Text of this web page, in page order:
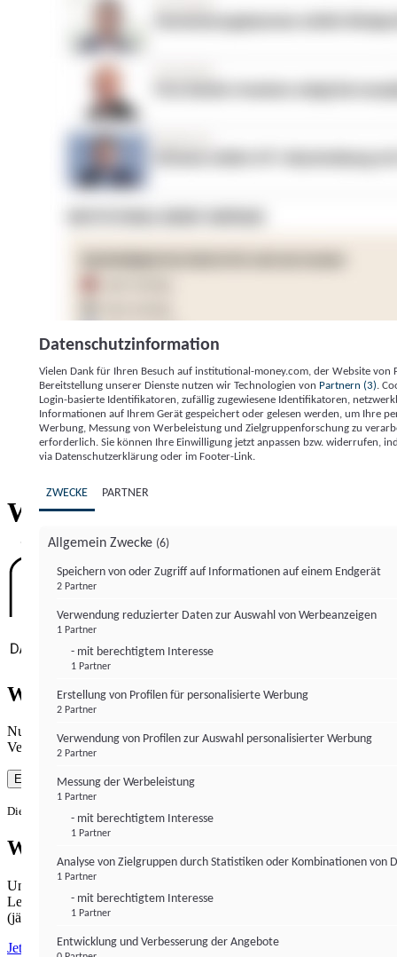
Institutional Money
ImpressumDatenschutzerklärung
Willkommen bei
Wie gewohnt mit Werbung lesen
Nutzen Sie institutional-money.com mit Ihrer Zustimmung zur
Verwendung von Cookies für Webanalyse und Werbemaßnahmen.
Einverstanden
Die Zustimmung ist jederzeit widerrufbar.
Werbefrei lesen
Unabhängiger Journalismus hat seinen Preis.
Lesen Sie institutional-money.com PUR für 33,99€ pro Monat
(jährliche Abrechnung).
Jetzt abonnieren
Datenschutzinformation
Vielen Dank für Ihren Besuch auf institutional-money.com, der Website von
Bereitstellung unserer Dienste nutzen wir Technologien von Partnern (3) .
Login-basierte Identifikatoren, zufällig zugewiesene Identifikatoren,
Informationen auf Ihrem Gerät gespeichert oder gelesen werden, um Ihre
Werbung, Messung von Werbeleistung und Zielgruppenforschung zu
erforderlich. Sie können Ihre Einwilligung jetzt anpassen bzw. widerrufen,
via Datenschutzerklärung oder im Footer-Link.
ZWECKE PARTNER
Allgemein Zwecke (6)
Speichern von oder Zugriff auf Informationen auf einem Endgerät
2 Partner
Verwendung reduzierter Daten zur Auswahl von Werbeanzeigen
1 Partner
- mit berechtigtem Interesse
1 Partner
Erstellung von Profilen für personalisierte Werbung
2 Partner
Verwendung von Profilen zur Auswahl personalisierter Werbung
2 Partner
Messung der Werbeleistung
1 Partner
- mit berechtigtem Interesse
1 Partner
Analyse von Zielgruppen durch Statistiken oder Kombinationen von
1 Partner
- mit berechtigtem Interesse
1 Partner
Entwicklung und Verbesserung der Angebote